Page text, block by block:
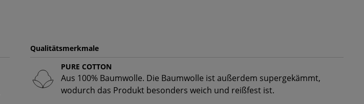
Qualitätsmerkmale
PURE COTTON
Aus 100% Baumwolle. Die Baumwolle ist außerdem supergekämmt,
wodurch das Produkt besonders weich und reißfest ist.